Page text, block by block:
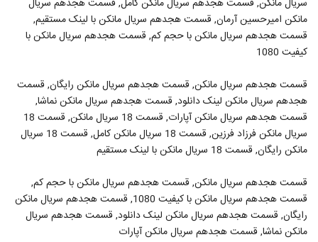
سریال مانکن, قسمت هجدهم سریال مانکن کامل, قسمت هجدهم سریال
مانکن امیرحسین آرمان, قسمت هجدهم سریال مانکن با لینک مستقیم,
قسمت هجدهم سریال مانکن با حجم کم, قسمت هجدهم سریال مانکن با
کیفیت 1080
قسمت هجدهم سریال مانکن, قسمت هجدهم سریال مانکن رایگان, قسمت
هجدهم سریال مانکن لینک دانلود, قسمت هجدهم سریال مانکن نماشا,
قسمت هجدهم سریال مانکن آپارات, قسمت 18 سریال مانکن, قسمت 18
سریال مانکن فرزاد فرزین, قسمت 18 سریال مانکن کامل, قسمت 18 سریال
مانکن رایگان, قسمت 18 سریال مانکن با لینک مستقیم
قسمت هجدهم سریال مانکن, قسمت هجدهم سریال مانکن با حجم کم,
قسمت هجدهم سریال مانکن با کیفیت 1080, قسمت هجدهم سریال مانکن
رایگان, قسمت هجدهم سریال مانکن لینک دانلود, قسمت هجدهم سریال
مانکن نماشا, قسمت هجدهم سریال مانکن آپارات